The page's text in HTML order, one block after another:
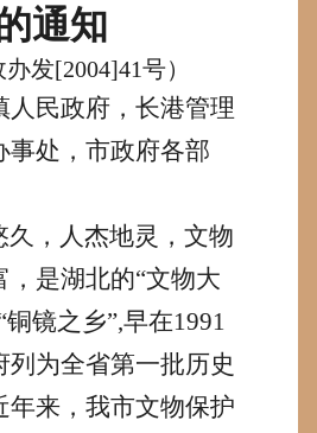
通知
办发[2004]41号）
人民政府，长港管理
事处，市政府各部
久，人杰地灵，文物
，是湖北的“文物大
铜镜之乡”,早在1991
列为全省第一批历史
年来，我市文物保护